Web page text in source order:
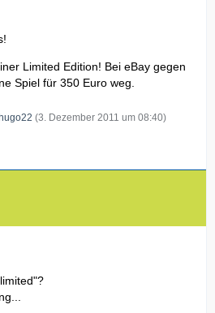
Limited Edition! Bei eBay gegen
Spiel für 350 Euro weg.
(3. Dezember 2011 um 08:40)